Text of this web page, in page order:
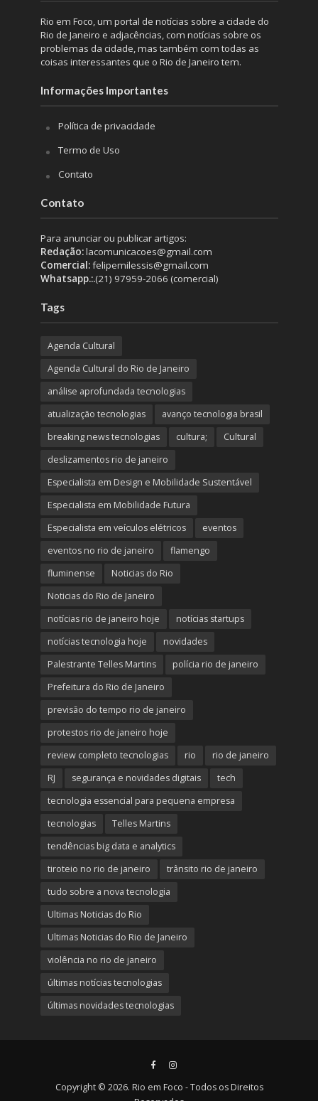
Rio em Foco, um portal de notícias sobre a cidade do
Rio de Janeiro e adjacências, com notícias sobre os
problemas da cidade, mas também com todas as
coisas interessantes que o Rio de Janeiro tem.
Informações Importantes
Política de privacidade
Termo de Uso
Contato
Contato
Para anunciar ou publicar artigos:
Redação:lacomunicacoes@gmail.com
Comercial:felipemilessis@gmail.com
Whatsapp.:.(21) 97959-2066 (comercial)
Tags
Agenda Cultural
Agenda Cultural do Rio de Janeiro
análise aprofundada tecnologias
atualização tecnologias
avanço tecnologia brasil
breaking news tecnologias
cultura;
Cultural
deslizamentos rio de janeiro
Especialista em Design e Mobilidade Sustentável
Especialista em Mobilidade Futura
Especialista em veículos elétricos
eventos
eventos no rio de janeiro
flamengo
fluminense
Noticias do Rio
Noticias do Rio de Janeiro
notícias rio de janeiro hoje
notícias startups
notícias tecnologia hoje
novidades
Palestrante Telles Martins
polícia rio de janeiro
Prefeitura do Rio de Janeiro
previsão do tempo rio de janeiro
protestos rio de janeiro hoje
review completo tecnologias
rio
rio de janeiro
RJ
segurança e novidades digitais
tech
tecnologia essencial para pequena empresa
tecnologias
Telles Martins
tendências big data e analytics
tiroteio no rio de janeiro
trânsito rio de janeiro
tudo sobre a nova tecnologia
Ultimas Noticias do Rio
Ultimas Noticias do Rio de Janeiro
violência no rio de janeiro
últimas notícias tecnologias
últimas novidades tecnologias
Copyright © 2026. Rio em Foco - Todos os Direitos